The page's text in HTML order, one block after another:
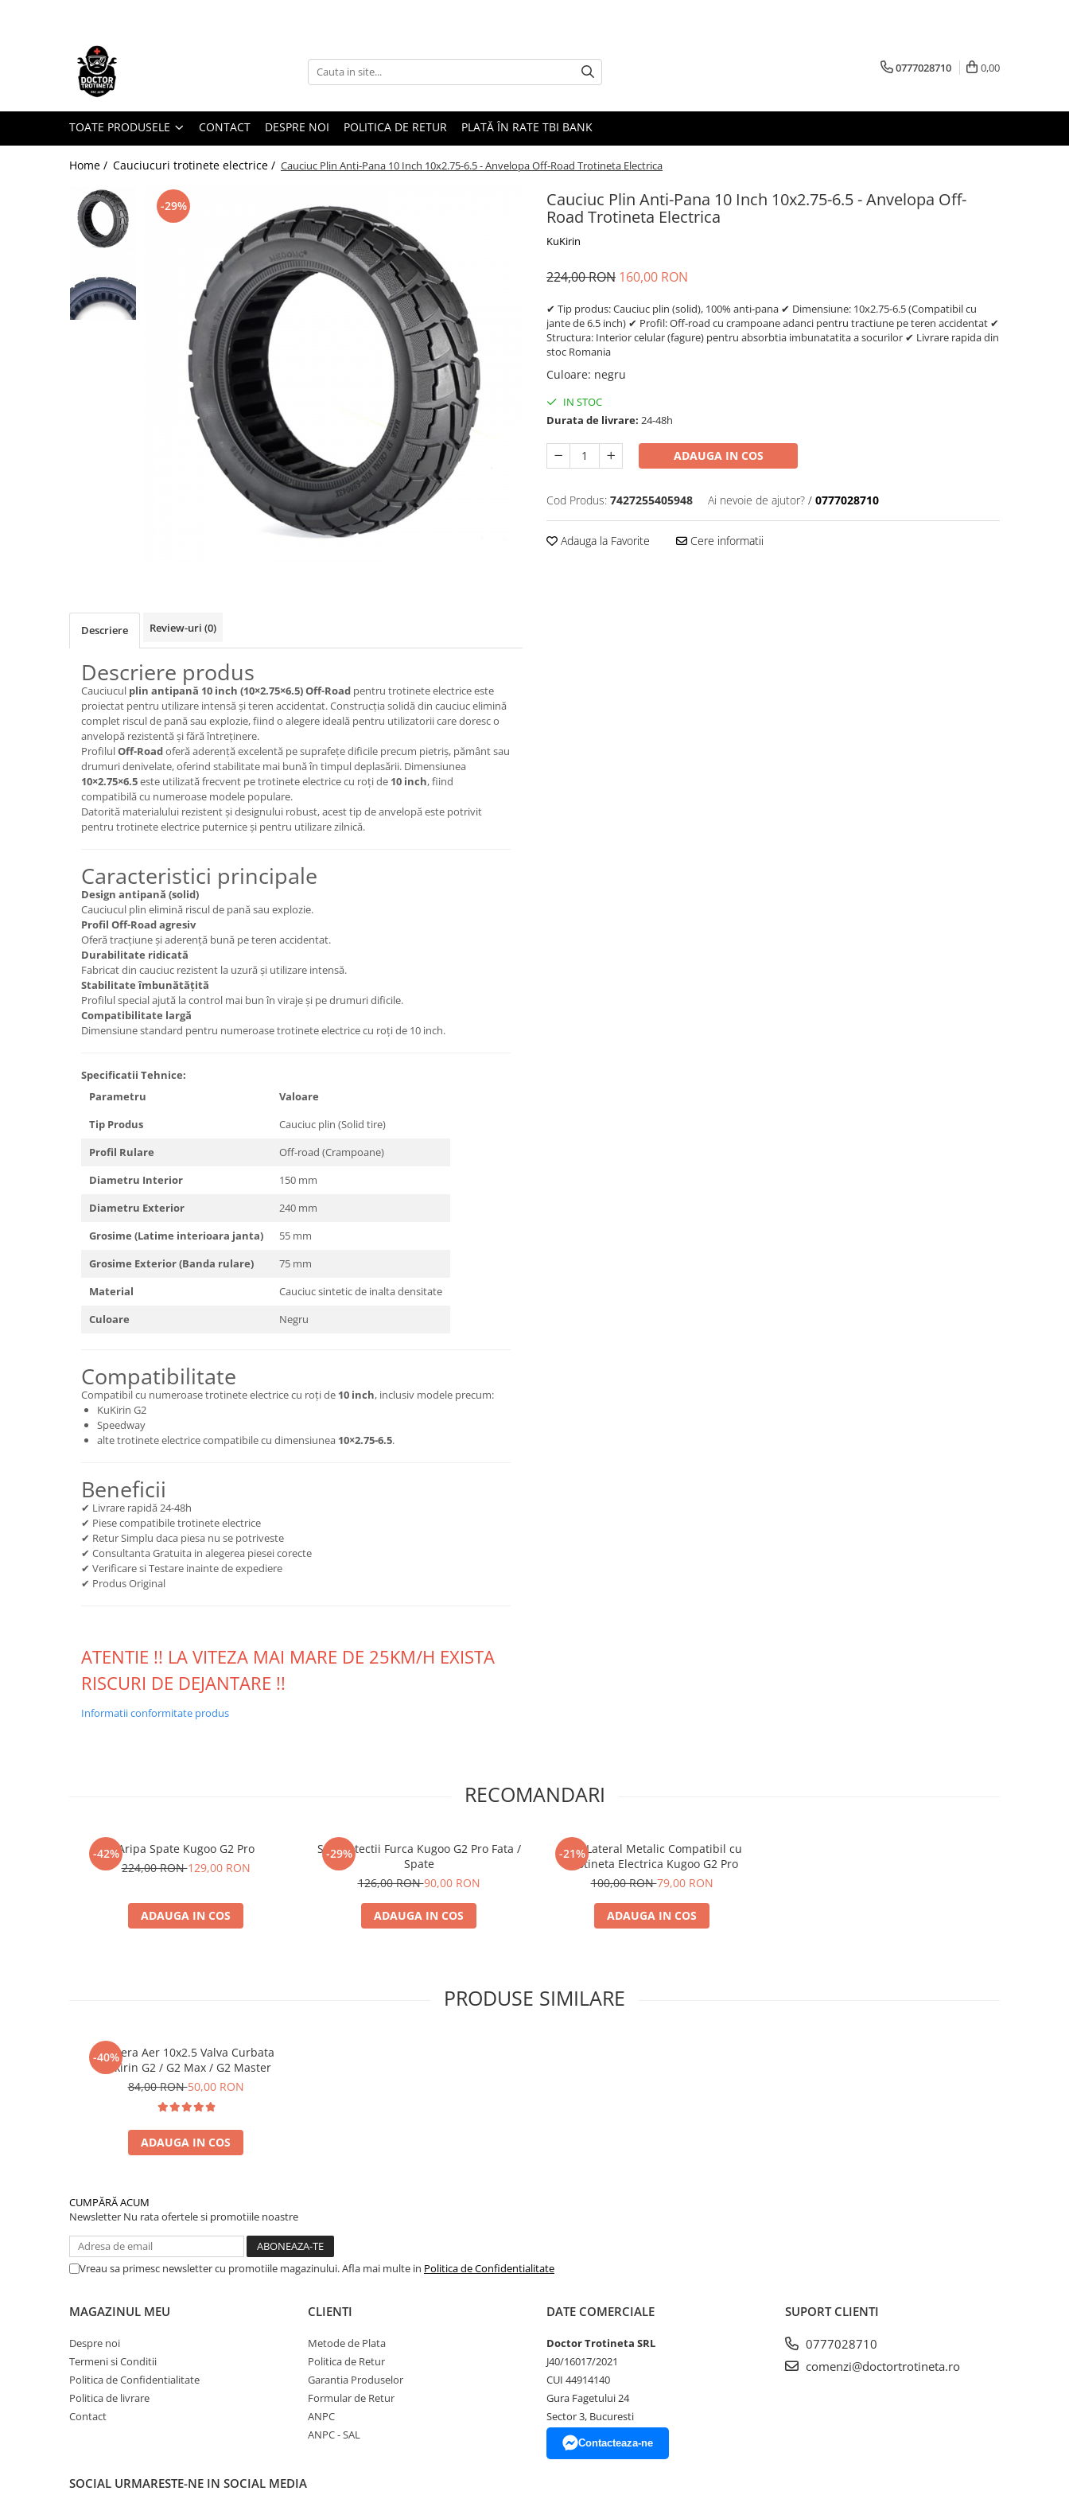
Toate Produsele
Piese de schimb
https://www.doctortrotineta.ro/electrica
Acceleratie
Acumulatori
Kit complet
https://www.doctortrotineta.ro/frane
https://www.doctortrotineta.ro/lumini
https://www.doctortrotineta.ro/camere-
https://www.doctortrotineta.ro/cauciucuri-
trotinete-electrice
https://www.doctortrotineta.ro/cauciucuri-
cauciucuri-bicicleta
Camere bicicleta
Cauciuc tubeless cu GEL antipană
Trotinete electrice
Biciclete Electrice
Anvelope moto
Camere moto
Anvelope ATV
Cauciucuri bicicleta
Anvelope și Camere Utilaje
https://www.doctortrotineta.ro/plata-
0777028710 0,00
TOATE PRODUSELE CONTACT DESPRE NOI POLITICA DE RETUR PLATĂ ÎN RATE TBI BANK
Home / Cauciucuri trotinete electrice / Cauciuc Plin Anti-Pana 10 Inch 10x2.75-6.5 - Anvelopa Off-Road Trotineta Electrica
Cauciuc Plin Anti-Pana 10 Inch 10x2.75-6.5 - Anvelopa Off-
Road Trotineta Electrica
KuKirin
-29%
224,00 RON 160,00 RON
✔ Tip produs: Cauciuc plin (solid), 100% anti-pana ✔ Dimensiune: 10x2.75-6.5 (Compatibil cu
jante de 6.5 inch) ✔ Profil: Off-road cu crampoane adanci pentru tractiune pe teren accidentat ✔
Structura: Interior celular (fagure) pentru absorbtia imbunatatita a socurilor ✔ Livrare rapida din
stoc Romania
Culoare: negru
IN STOC
Durata de livrare: 24-48h
ADAUGA IN COS
Cod Produs: 7427255405948 Ai nevoie de ajutor? / 0777028710
Adauga la Favorite Cere informatii
Descriere Review-uri (0)
Descriere produs
Cauciucul plin antipană 10 inch (10×2.75×6.5) Off-Road pentru trotinete electrice este
proiectat pentru utilizare intensă și teren accidentat. Construcția solidă din cauciuc elimină
complet riscul de pană sau explozie, fiind o alegere ideală pentru utilizatorii care doresc o
anvelopă rezistentă și fără întreținere.
ProfilulOff-Roadoferă aderență excelentă pe suprafețe dificile precum pietriș, pământ sau
drumuri denivelate, oferind stabilitate mai bună în timpul deplasării. Dimensiunea
10×2.75×6.5este utilizată frecvent pe trotinete electrice cu roți de 10 inch, fiind
compatibilă cu numeroase modele populare.
Datorită materialului rezistent și designului robust, acest tip de anvelopă este potrivit
pentru trotinete electrice puternice și pentru utilizare zilnică.
Caracteristici principale
Design antipană (solid)
Cauciucul plin elimină riscul de pană sau explozie.
Profil Off-Road agresiv
Oferă tracțiune și aderență bună pe teren accidentat.
Durabilitate ridicată
Fabricat din cauciuc rezistent la uzură și utilizare intensă.
Stabilitate îmbunătățită
Profilul special ajută la control mai bun în viraje și pe drumuri dificile.
Compatibilitate largă
Dimensiune standard pentru numeroase trotinete electrice cu roți de 10 inch.
Specificatii Tehnice:
Parametru
Valoare
Tip Produs
Cauciuc plin (Solid tire)
Profil Rulare
Off-road (Crampoane)
Diametru Interior
150 mm
Diametru Exterior
240 mm
Grosime (Latime interioara janta)
55 mm
Grosime Exterior (Banda rulare)
75 mm
Material
Cauciuc sintetic de inalta densitate
Culoare
Negru
Compatibilitate
Compatibil cu numeroase trotinete electrice cu roți de 10 inch, inclusiv modele precum:
KuKirin G2
Speedway
alte trotinete electrice compatibile cu dimensiunea 10×2.75-6.5.
Beneficii
✔ Livrare rapidă 24-48h
✔ Piese compatibile trotinete electrice
✔ Retur Simplu daca piesa nu se potriveste
✔ Consultanta Gratuita in alegerea piesei corecte
✔ Verificare si Testare inainte de expediere
✔ Produs Original
ATENTIE !! LA VITEZA MAI MARE DE 25KM/H EXISTA
RISCURI DE DEJANTARE !!
Informatii conformitate produs
RECOMANDARI
-42%Aripa Spate Kugoo G2 Pro
224,00 RON129,00 RON
ADAUGA IN COS
-29%
Set Protectii Furca Kugoo G2 Pro Fata /
Spate
126,00 RON90,00 RON
ADAUGA IN COS
-21%
Cric Lateral Metalic Compatibil cu
Trotineta Electrica Kugoo G2 Pro
100,00 RON79,00 RON
ADAUGA IN COS
PRODUSE SIMILARE
-40%
Camera Aer 10x2.5 Valva Curbata
Kukirin G2 / G2 Max / G2 Master
84,00 RON50,00 RON
ADAUGA IN COS
CUMPĂRĂ ACUM
Newsletter Nu rata ofertele si promotiile noastre
Vreau sa primesc newsletter cu promotiile magazinului. Afla mai multe in Politica de Confidentialitate
MAGAZINUL MEU
Despre noi
Termeni si Conditii
Politica de Confidentialitate
Politica de livrare
Contact
CLIENTI
Metode de Plata
Politica de Retur
Garantia Produselor
Formular de Retur
ANPC
ANPC - SAL
DATE COMERCIALE
Doctor Trotineta SRL
J40/16017/2021
CUI 44914140
Gura Fagetului 24
Sector 3, Bucuresti
Contacteaza-ne
SUPORT CLIENTI
0777028710
comenzi@doctortrotineta.ro
SOCIAL URMARESTE-NE IN SOCIAL MEDIA